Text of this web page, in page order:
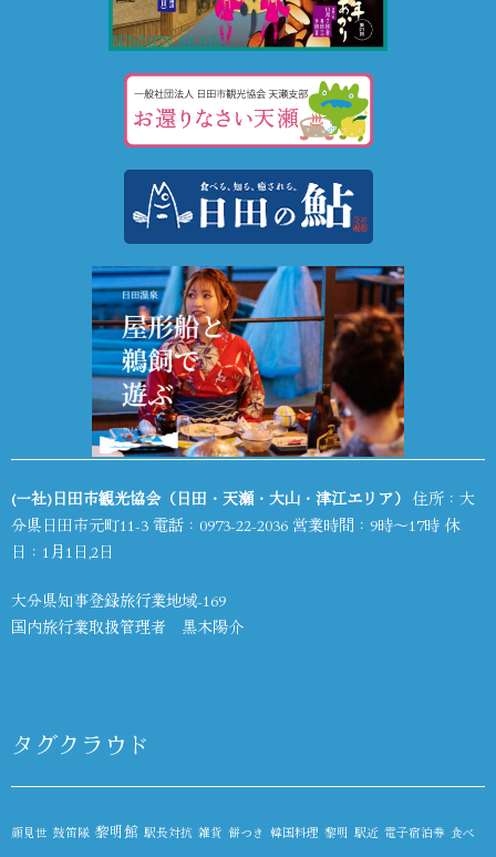
(一社)日田市観光協会（日田・天瀬・大山・津江エリア） 住所：大
分県日田市元町11-3 電話： 0973-22-2036 営業時間：9時～17時 休
日：1月1日,2日
大分県知事登録旅行業地域-169
国内旅行業取扱管理者 黒木陽介
タグクラウド
顔見世 鼓笛隊 黎明館 駅長対抗 雑貨 餅つき 韓国料理 黎明 駅近 電子宿泊券 食べ